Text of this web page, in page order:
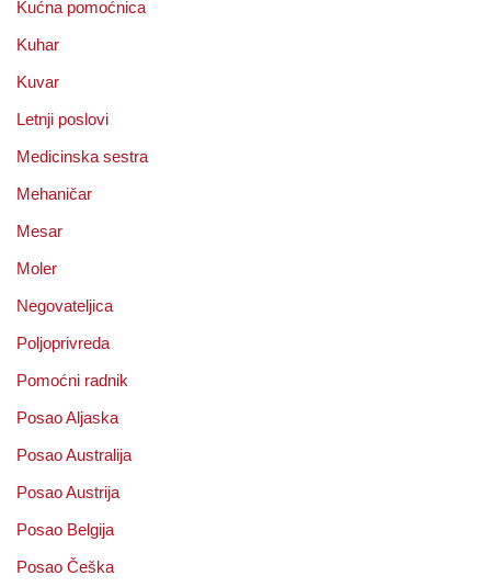
Kućna pomoćnica
Kuhar
Kuvar
Letnji poslovi
Medicinska sestra
Mehaničar
Mesar
Moler
Negovateljica
Poljoprivreda
Pomoćni radnik
Posao Aljaska
Posao Australija
Posao Austrija
Posao Belgija
Posao Češka